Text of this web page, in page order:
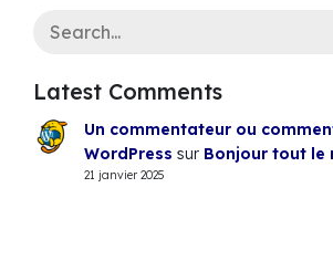
Latest Comments
Un commentateur ou
WordPress sur Bonjour tout le
21 janvier 2025